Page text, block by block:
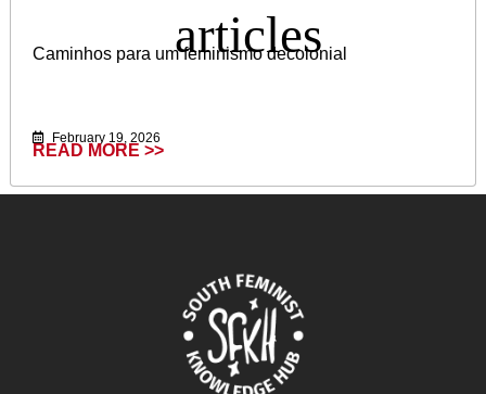
Caminhos para um feminismo decolonial
February 19, 2026
READ MORE >>